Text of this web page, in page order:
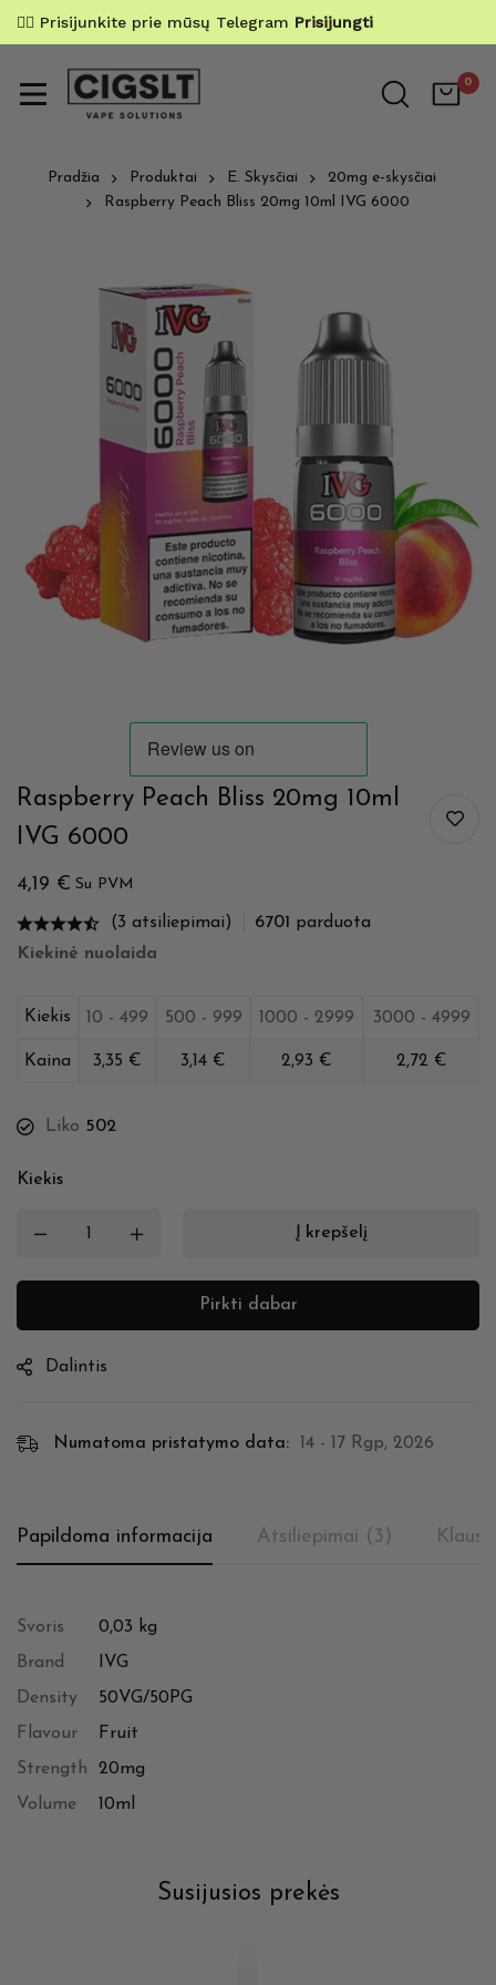
✌🏼 Prisijunkite prie mūsų Telegram Prisijungti
0
Pradžia Produktai E. Skysčiai
20mg e-skysčiai
Raspberry Peach Bliss 20mg 10ml IVG 6000
Raspberry Peach Bliss 20mg 10ml
IVG 6000
4,19 € Su PVM
(3 atsiliepimai) 6701 parduota
Kiekinė nuolaida
Kiekis 10 - 499 500 - 999 1000 - 2999 3000 - 4999
Kaina 3,35 € 3,14 € 2,93 € 2,72 €
Liko 502
Kiekis
Į krepšelį
Pirkti dabar
Dalintis
Numatoma pristatymo data: 14 - 17 Rgp, 2026
Papildoma informacija Atsiliepimai (3)
Svoris
0,03 kg
Brand
IVG
Density
50VG/50PG
Flavour
Fruit
Strength
20mg
Volume
10ml
Susijusios prekės